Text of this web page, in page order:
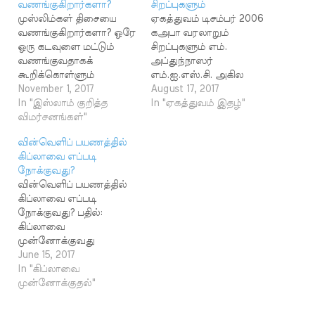
வணங்குகிறார்களா?
முஸ்லிம்கள் திசையை
வணங்குகிறார்களா? ஒரே
ஒரு கடவுளை மட்டும்
வணங்குவதாகக்
கூறிக்கொள்ளும்
முஸ்லிம்கள் மற்ற
மதத்தவர்களைப் போல
பல கடவுள் வழிபாடு
உள்ளனர் என்பது பிற
மதத்தவர்களின்
விமர்சனங்களில்
முக்கியமானதாகும்.
இவ்வாறு விமர்சனம்
செய்வதற்குச் சில
சான்றுகளையும் முன்
வைக்கின்றனர்.
முஸ்லிம்கள் ஒரே
கடவுளை
வணங்குவதாகக் கூறிக்
November 1, 2017
In "இஸ்லாம் குறித்த
விமர்சனங்கள்"
சிறப்புகளும்
ஏகத்துவம் டிசம்பர் 2006
கஅபா வரலாறும்
சிறப்புகளும் எம்.
அப்துந்நாஸர்
எம்.ஐ.எஸ்.சி. அகில
உலகங்களையும் படைத்த
அல்லாஹ், தான் ஒருவன்
August 17, 2017
In "ஏகத்துவம் இதழ்"
வின்வெளிப் பயணத்தில்
கிப்லாவை எப்படி
நோக்குவது?
வின்வெளிப் பயணத்தில்
கிப்லாவை எப்படி
நோக்குவது? பதில்:
கிப்லாவை
முன்னோக்குவது
தொழுகையின்
முக்கியமான
நிபந்தனைகளில் ஒன்று
June 15, 2017
In "கிப்லாவை
முன்னோக்குதல்"